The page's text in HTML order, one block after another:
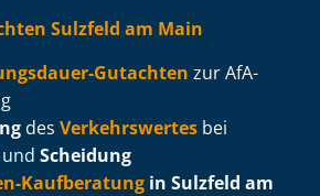
Sulzfeld am Main
Gutachten zur AfA-
des Verkehrswertes bei
und Scheidung
Kaufberatung in Sulzfeld am